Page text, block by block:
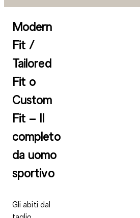
Modern
Fit /
Tailored
Fit o
Custom
Fit – Il
completo
da uomo
sportivo
Gli abiti dal